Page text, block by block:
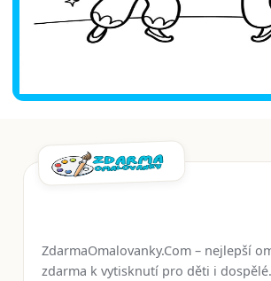
ZdarmaOmalovanky.Com – nejlepší
zdarma k vytisknutí pro děti i